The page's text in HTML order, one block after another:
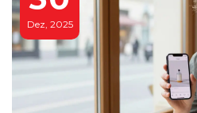
Dez, 2025